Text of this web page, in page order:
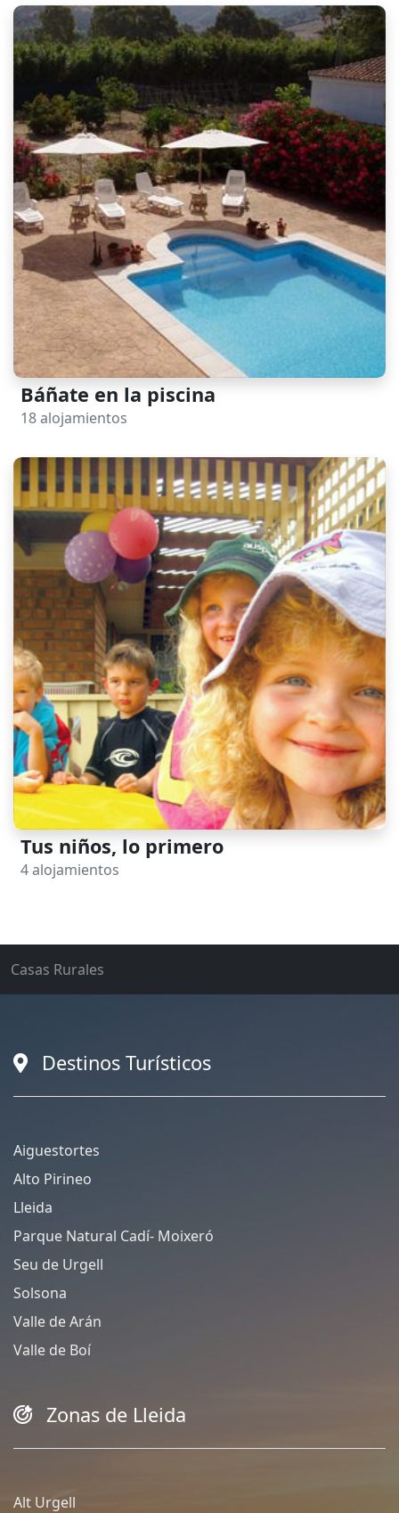
Báñate en la piscina
18 alojamientos
Tus niños, lo primero
4 alojamientos
Casas Rurales
Destinos Turísticos
Aiguestortes
Alto Pirineo
Lleida
Parque Natural Cadí- Moixeró
Seu de Urgell
Solsona
Valle de Arán
Valle de Boí
Zonas de Lleida
Alt Urgell